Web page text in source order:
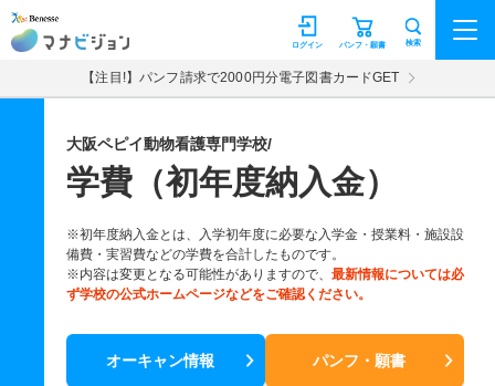
マナビジョン パンフ・願書
ログイン 検索
【注目!】パンフ請求で2000円分電子図書カードGET
大阪ペピイ動物看護専門学校/
学費（初年度納入金）
※初年度納入金とは、入学初年度に必要な入学金・授業料・施設設
備費・実習費などの学費を合計したものです。
※内容は変更となる可能性がありますので、 最新情報については必
ず学校の公式ホームページなどをご確認ください。
オーキャン情報 パンフ・願書